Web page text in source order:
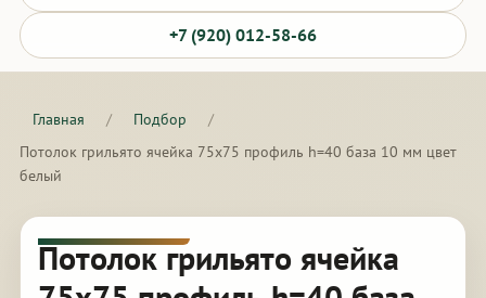
+7 (920) 012-58-66
Главная / Подбор
/
Потолок грильято ячейка 75х75 профиль h=40 база 10 мм цвет
белый
Потолок грильято ячейка